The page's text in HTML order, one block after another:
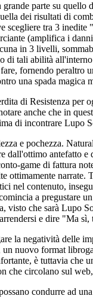
parte su
dei risultati di
scegliere tra 3
(amplifica i
in 3 livelli,
tali abilità
fornendo
una spada magica
di Resistenza per
anche che in
di incontrare Lupo
e pochezza.
dall'ottimo antefatto
game di fattura
ottimamente
nel contenuto,
a
visto che sarà Lupo
e dire "Ma
la negatività delle
nuovo format
è tuttavia
che circolano sul
condurre ad